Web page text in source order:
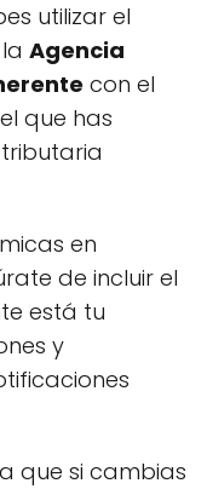
utilizar el
Agencia
con el
que has
en
de incluir el
está tu
y
que si cambias